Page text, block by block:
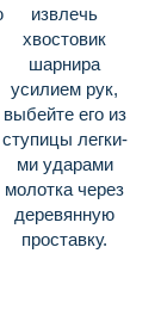
извлечь
хвостовик
шарнира
усилием рук,
выбейте его из
ступицы легки­
ми ударами
молотка через
деревянную
проставку.